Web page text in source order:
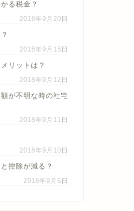
る税金？
2018年9月20日
2018年9月18日
リットは？
2018年9月12日
が不明な時の社宅
2018年9月11日
2018年9月10日
控除が減る？
2018年9月6日